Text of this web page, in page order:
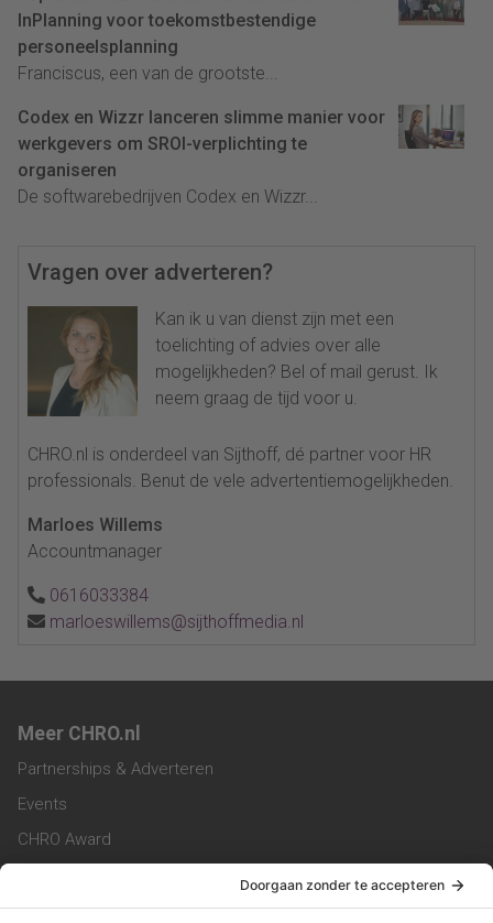
InPlanning voor toekomstbestendige
personeelsplanning
Franciscus, een van de grootste...
Codex en Wizzr lanceren slimme manier voor
werkgevers om SROI-verplichting te
organiseren
De softwarebedrijven Codex en Wizzr...
Vragen over adverteren?
Kan ik u van dienst zijn met een
toelichting of advies over alle
mogelijkheden? Bel of mail gerust. Ik
neem graag de tijd voor u.
CHRO.nl is onderdeel van Sijthoff, dé partner voor HR
professionals. Benut de vele advertentiemogelijkheden.
Marloes Willems
Accountmanager
0616033384
marloeswillems@sijthoffmedia.nl
Meer CHRO.nl
Partnerships & Adverteren
Events
CHRO Award
CHRO Magazine